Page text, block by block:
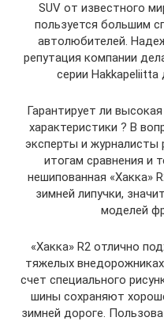
SUV от известного
пользуется большим
автолюбителей.
репутация компании
серии
Гарантирует ли
характеристики ? В
эксперты и журналисты
итогам сравнения и
нешипованная «Хакка»
зимней липучки,
моделей
«Хакка» R2 отлично
тяжелых
счет специального
шины сохраняют
зимней дороге.